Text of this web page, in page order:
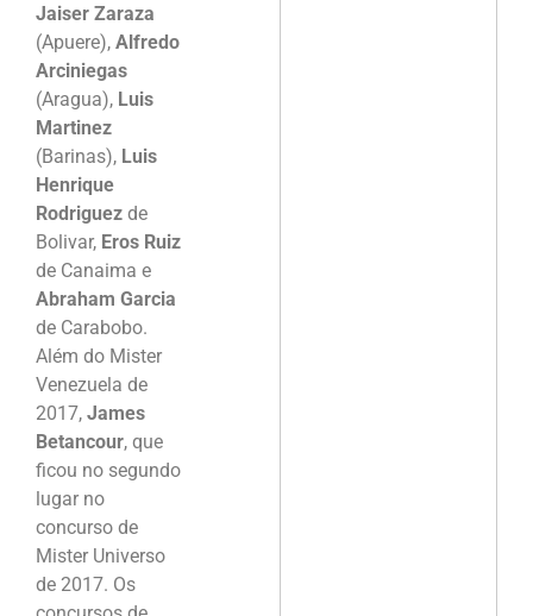
Jaiser Zaraza
(Apuere), Alfredo
Arciniegas
(Aragua), Luis
Martinez
(Barinas), Luis
Henrique
Rodriguez de
Bolivar, Eros Ruiz
de Canaima e
Abraham Garcia
de Carabobo.
Além do Mister
Venezuela de
2017, James
Betancour, que
ficou no segundo
lugar no
concurso de
Mister Universo
de 2017. Os